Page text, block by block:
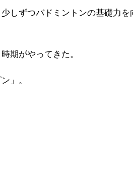
しずつバドミントンの基礎力を
期がやってきた。
」。